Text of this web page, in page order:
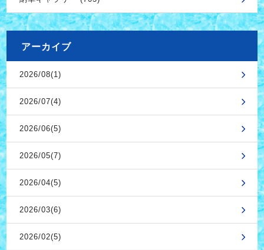
アーカイブ
2026/08(1)
2026/07(4)
2026/06(5)
2026/05(7)
2026/04(5)
2026/03(6)
2026/02(5)